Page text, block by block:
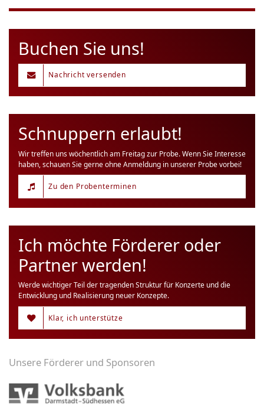
Buchen Sie uns!
Nachricht versenden
Schnuppern erlaubt!
Wir treffen uns wöchentlich am Freitag zur Probe. Wenn Sie Interesse
haben, schauen Sie gerne ohne Anmeldung in unserer Probe vorbei!
Zu den Probenterminen
Ich möchte Förderer oder
Partner werden!
Werde wichtiger Teil der tragenden Struktur für Konzerte und die
Entwicklung und Realisierung neuer Konzepte.
Klar, ich unterstütze
Unsere Förderer und Sponsoren